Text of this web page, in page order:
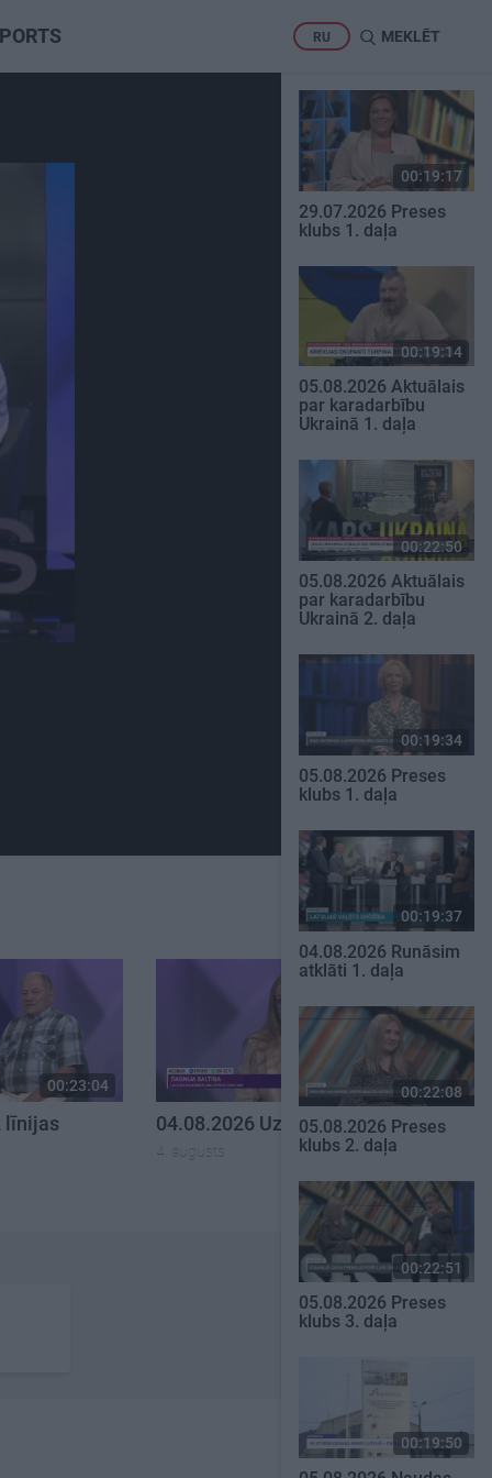
RU MEKLĒT
00:23:04
līnijas 04.08.2026 Uz līnijas
4. augusts
00:19:17
29.07.2026 Preses
klubs 1. daļa
00:19:14
05.08.2026 Aktuālais
par karadarbību
Ukrainā 1. daļa
00:22:50
05.08.2026 Aktuālais
par karadarbību
Ukrainā 2. daļa
00:19:34
05.08.2026 Preses
klubs 1. daļa
00:19:37
04.08.2026 Runāsim
atklāti 1. daļa
00:22:08
05.08.2026 Preses
klubs 2. daļa
00:22:51
05.08.2026 Preses
klubs 3. daļa
00:19:50